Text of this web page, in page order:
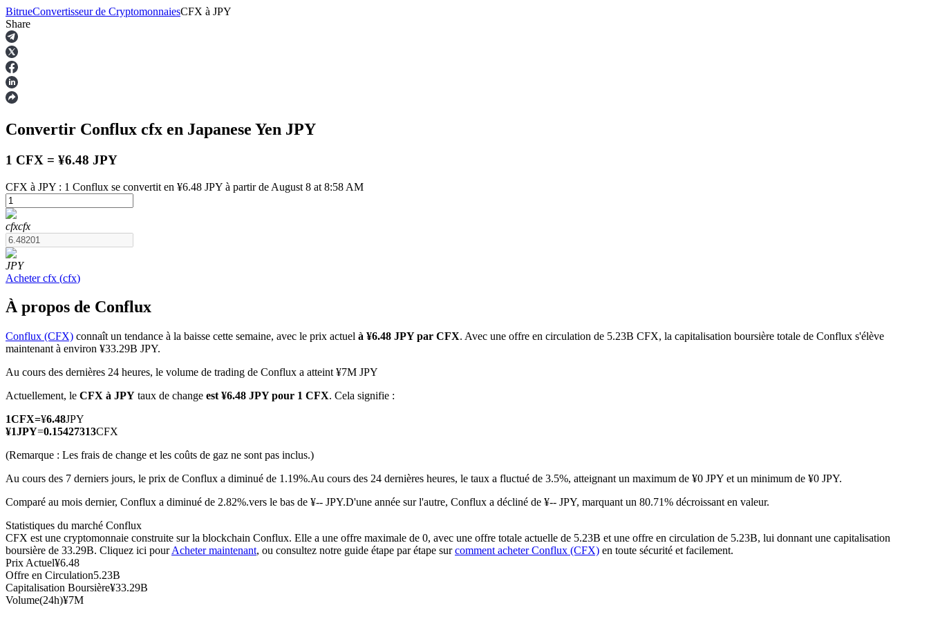
Contrats à terme
Futures USDT
Futures utilisant l'USDT comme garantie
Futures COIN-M
Contrats à terme sur crypto-monnaie
BitrueConvertisseur de CryptomonnaiesCFX à JPY
Share
Convertir Conflux cfx en Japanese Yen JPY
1 CFX = ¥6.48 JPY
CFX à JPY : 1 Conflux se convertit en ¥6.48 JPY à partir de August 8 at 8:58 AM
cfxcfx
JPY
Acheter cfx (cfx)
À propos de Conflux
Conflux (CFX) connaît un tendance à la baisse cette semaine, avec le prix actuel à ¥6.48 JPY par CFX. Avec une offre en circulation de 5.23B CFX, la capitalisation boursière totale de Conflux s'élève
maintenant à environ ¥33.29B JPY.
Au cours des dernières 24 heures, le volume de trading de Conflux a atteint ¥7M JPY
Actuellement, le CFX à JPY taux de change est ¥6.48 JPY pour 1 CFX. Cela signifie :
1CFX=¥6.48JPY
¥1JPY=0.15427313CFX
(Remarque : Les frais de change et les coûts de gaz ne sont pas inclus.)
Au cours des 7 derniers jours, le prix de Conflux a diminué de 1.19%.Au cours des 24 dernières heures, le taux a fluctué de 3.5%, atteignant un maximum de ¥0 JPY et un minimum de ¥0 JPY.
Comparé au mois dernier, Conflux a diminué de 2.82%.vers le bas de ¥-- JPY.D'une année sur l'autre, Conflux a décliné de ¥-- JPY, marquant un 80.71% décroissant en valeur.
Statistiques du marché Conflux
CFX est une cryptomonnaie construite sur la blockchain Conflux. Elle a une offre maximale de 0, avec une offre totale actuelle de 5.23B et une offre en circulation de 5.23B, lui donnant une capitalisation
boursière de 33.29B. Cliquez ici pourAcheter maintenant, ou consultez notre guide étape par étape surcomment acheter Conflux (CFX) en toute sécurité et facilement.
Prix Actuel¥6.48
Offre en Circulation5.23B
Capitalisation Boursière¥33.29B
Volume(24h)¥7M